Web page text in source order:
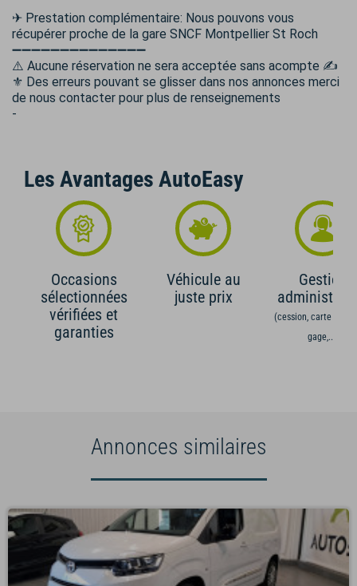
✈ Prestation complémentaire: Nous pouvons vous
récupérer proche de la gare SNCF Montpellier St Roch
➖➖➖➖➖➖➖➖➖➖➖➖➖➖
⚠️ Aucune réservation ne sera acceptée sans acompte ✍
⚜️ Des erreurs pouvant se glisser dans nos annonces merci
de nous contacter pour plus de renseignements
-
Les Avantages AutoEasy
Occasions
sélectionnées
vérifiées et
garanties
Véhicule au
juste prix
Gestion
(cession, carte grise,
gage,...)
Annonces similaires